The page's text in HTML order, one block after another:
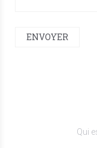
ENVOYER
Qui